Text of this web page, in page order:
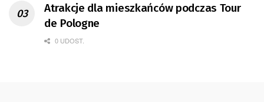
Atrakcje dla mieszkańców podczas Tour
de Pologne
0 UDOST.